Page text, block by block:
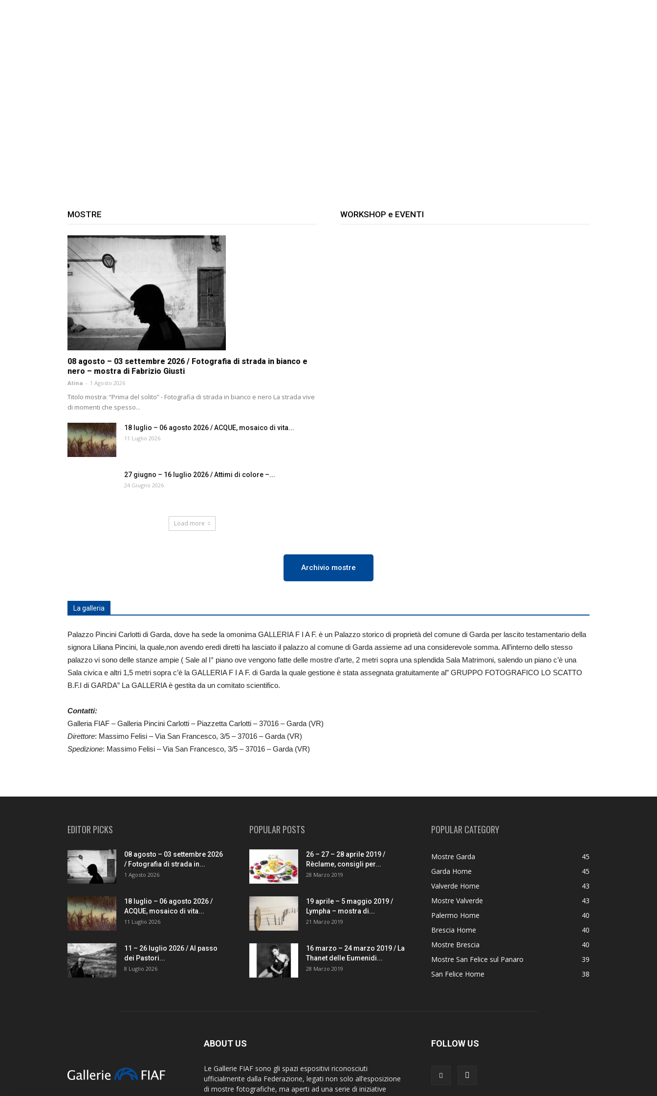
MOSTRE
08 agosto – 03 settembre 2026 / Fotografia di strada in bianco e
nero – mostra di Fabrizio Giusti
Alina - 1 Agosto 2026
Titolo mostra: “Prima del solito” - Fotografia di strada in bianco e nero La strada vive
di momenti che spesso...
18 luglio – 06 agosto 2026 / ACQUE, mosaico di vita...
11 Luglio 2026
27 giugno – 16 luglio 2026 / Attimi di colore –...
24 Giugno 2026
Load more
WORKSHOP e EVENTI
Archivio mostre
La galleria
Palazzo Pincini Carlotti di Garda, dove ha sede la omonima GALLERIA F I A F. è un Palazzo storico di proprietà del comune di Garda per lascito testamentario della
signora Liliana Pincini, la quale,non avendo eredi diretti ha lasciato il palazzo al comune di Garda assieme ad una considerevole somma. All’interno dello stesso
palazzo vi sono delle stanze ampie ( Sale al I° piano ove vengono fatte delle mostre d’arte, 2 metri sopra una splendida Sala Matrimoni, salendo un piano c’è una
Sala civica e altri 1,5 metri sopra c’è la GALLERIA F I A F. di Garda la quale gestione è stata assegnata gratuitamente al” GRUPPO FOTOGRAFICO LO SCATTO
B.F.I di GARDA” La GALLERIA è gestita da un comitato scientifico.
Contatti:
Galleria FIAF – Galleria Pincini Carlotti – Piazzetta Carlotti – 37016 – Garda (VR)
Direttore: Massimo Felisi – Via San Francesco, 3/5 – 37016 – Garda (VR)
Spedizione: Massimo Felisi – Via San Francesco, 3/5 – 37016 – Garda (VR)
EDITOR PICKS
08 agosto – 03 settembre 2026
/ Fotografia di strada in...
1 Agosto 2026
18 luglio – 06 agosto 2026 /
ACQUE, mosaico di vita...
11 Luglio 2026
11 – 26 luglio 2026 / Al passo
dei Pastori...
8 Luglio 2026
POPULAR POSTS
26 – 27 – 28 aprile 2019 /
Rèclame, consigli per...
28 Marzo 2019
19 aprile – 5 maggio 2019 /
Lympha – mostra di...
21 Marzo 2019
16 marzo – 24 marzo 2019 / La
Thanet delle Eumenidi...
28 Marzo 2019
POPULAR CATEGORY
Mostre Garda
45
Garda Home
45
Valverde Home
43
Mostre Valverde
43
Palermo Home
40
Brescia Home
40
Mostre Brescia
40
Mostre San Felice sul Panaro
39
San Felice Home
38
ABOUT US
Le Gallerie FIAF sono gli spazi espositivi riconosciuti
ufficialmente dalla Federazione, legati non solo all’esposizione
di mostre fotografiche, ma aperti ad una serie di iniziative
FOLLOW US